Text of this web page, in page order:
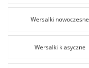
Wersalki nowoczesne
Wersalki klasyczne